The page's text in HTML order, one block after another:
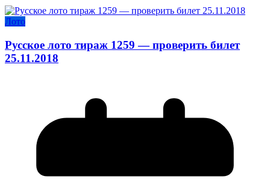
Лото
Русское лото тираж 1259 — проверить билет
25.11.2018